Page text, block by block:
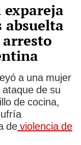
expareja
absuelta
a una mujer
de su
de cocina,
de violencia de